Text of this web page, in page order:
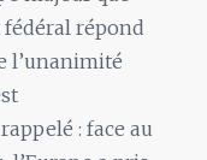
fédéral répond
l’unanimité
: face au